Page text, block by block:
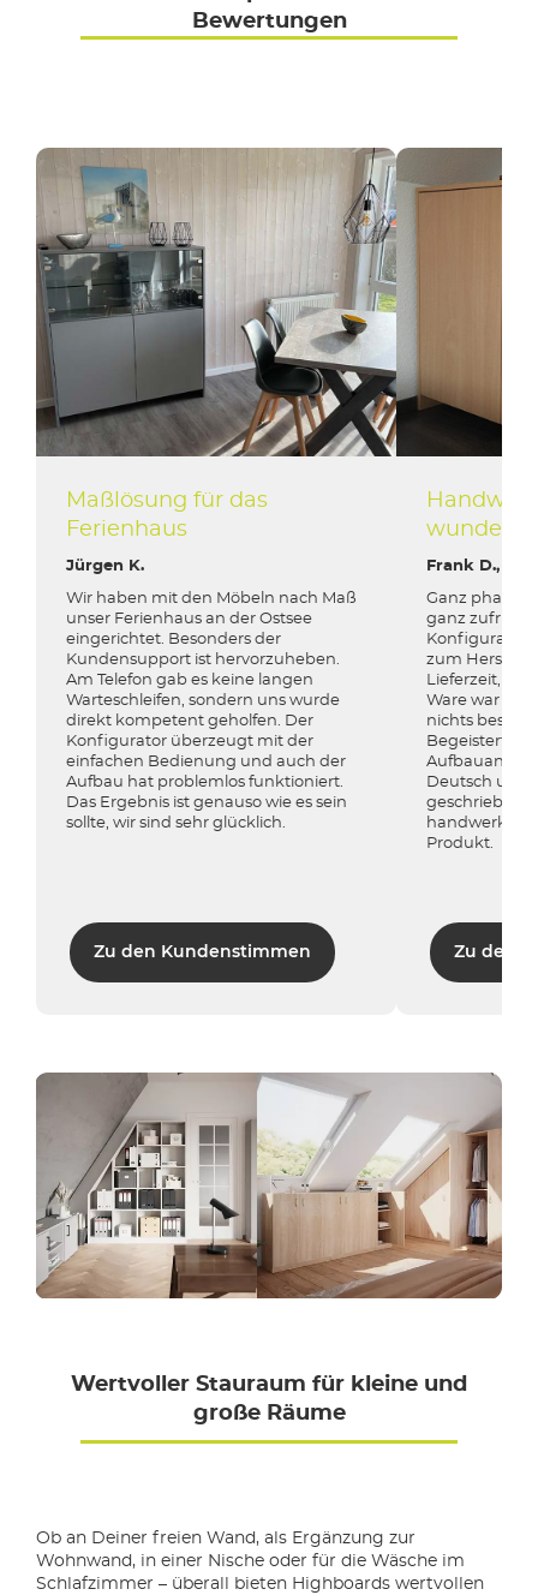
Bewertungen
Maßlösung für das
Ferienhaus
Jürgen K.
Wir haben mit den Möbeln nach Maß
unser Ferienhaus an der Ostsee
eingerichtet. Besonders der
Kundensupport ist hervorzuheben.
Am Telefon gab es keine langen
Warteschleifen, sondern uns wurde
direkt kompetent geholfen. Der
Konfigurator überzeugt mit der
einfachen Bedienung und auch der
Aufbau hat problemlos funktioniert.
Das Ergebnis ist genauso wie es sein
sollte, wir sind sehr glücklich.
Zu den Kundenstimmen
Frank D.,
Ganz
ganz
zum
Lieferzeit,
Ware war
nichts
Begeistert
Deutsch und
geschrieben
handwerklich
Produkt.
Zu den
Wertvoller Stauraum für kleine und
große Räume
Ob an Deiner freien Wand, als Ergänzung zur
Wohnwand, in einer Nische oder für die Wäsche im
Schlafzimmer – überall bieten Highboards wertvollen